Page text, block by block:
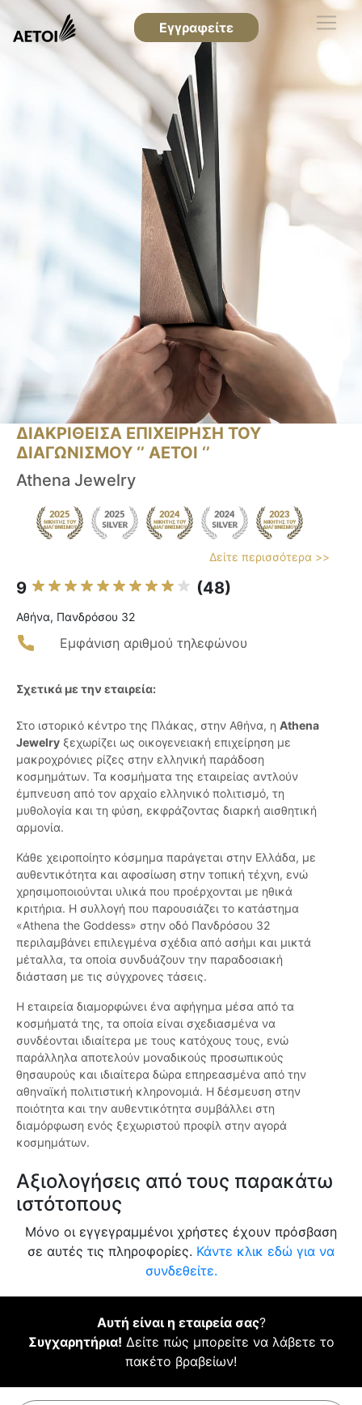
Εγγραφείτε
ΔΙΑΚΡΙΘΕΙΣΑ ΕΠΙΧΕΙΡΗΣΗ ΤΟΥ
ΔΙΑΓΩΝΙΣΜΟΥ ‘’ ΑΕΤΟΙ ‘’
Athena Jewelry
Δείτε περισσότερα >>
9 (48)
Αθήνα, Πανδρόσου 32
Εμφάνιση αριθμού τηλεφώνου
Σχετικά με την εταιρεία:
Στο ιστορικό κέντρο της Πλάκας, στην Αθήνα, η Athena
Jewelry ξεχωρίζει ως οικογενειακή επιχείρηση με
μακροχρόνιες ρίζες στην ελληνική παράδοση
κοσμημάτων. Τα κοσμήματα της εταιρείας αντλούν
έμπνευση από τον αρχαίο ελληνικό πολιτισμό, τη
μυθολογία και τη φύση, εκφράζοντας διαρκή αισθητική
αρμονία.
Κάθε χειροποίητο κόσμημα παράγεται στην Ελλάδα, με
αυθεντικότητα και αφοσίωση στην τοπική τέχνη, ενώ
χρησιμοποιούνται υλικά που προέρχονται με ηθικά
κριτήρια. Η συλλογή που παρουσιάζει το κατάστημα
«Athena the Goddess» στην οδό Πανδρόσου 32
περιλαμβάνει επιλεγμένα σχέδια από ασήμι και μικτά
μέταλλα, τα οποία συνδυάζουν την παραδοσιακή
διάσταση με τις σύγχρονες τάσεις.
Η εταιρεία διαμορφώνει ένα αφήγημα μέσα από τα
κοσμήματά της, τα οποία είναι σχεδιασμένα να
συνδέονται ιδιαίτερα με τους κατόχους τους, ενώ
παράλληλα αποτελούν μοναδικούς προσωπικούς
θησαυρούς και ιδιαίτερα δώρα επηρεασμένα από την
αθηναϊκή πολιτιστική κληρονομιά. Η δέσμευση στην
ποιότητα και την αυθεντικότητα συμβάλλει στη
διαμόρφωση ενός ξεχωριστού προφίλ στην αγορά
κοσμημάτων.
Αξιολογήσεις από τους παρακάτω
ιστότοπους
Μόνο οι εγγεγραμμένοι χρήστες έχουν πρόσβαση
σε αυτές τις πληροφορίες. Κάντε κλικ εδώ για να
συνδεθείτε.
Αυτή είναι η εταιρεία σας?
Συγχαρητήρια! Δείτε πώς μπορείτε να λάβετε το
πακέτο βραβείων!